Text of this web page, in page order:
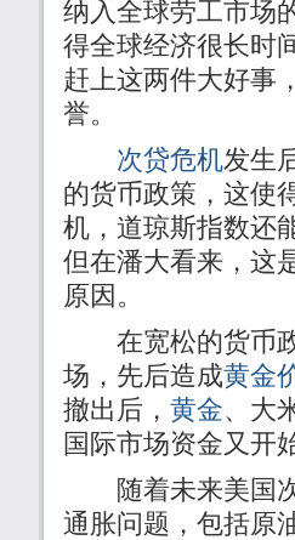
纳入全球劳工市场
得全球经济很长时
赶上这两件大好事
誉。
次贷危机发生
的货币政策，这使
机，道琼斯指数还
但在潘大看来，这
原因。
在宽松的货币政
场，先后造成黄金
撤出后， 黄金、大
国际市场资金又开
随着未来美国次
通胀问题，包括原